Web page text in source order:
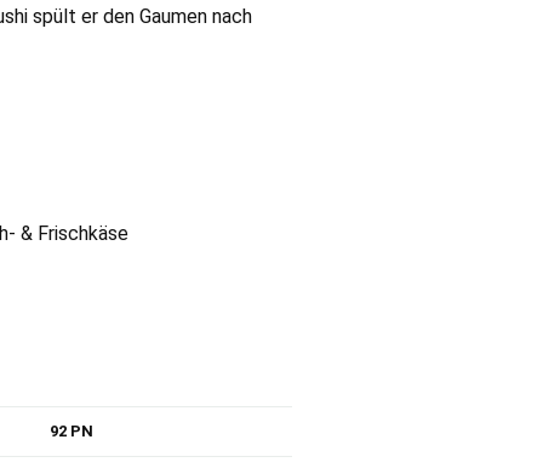
spült er den Gaumen nach
& Frischkäse
92 PN